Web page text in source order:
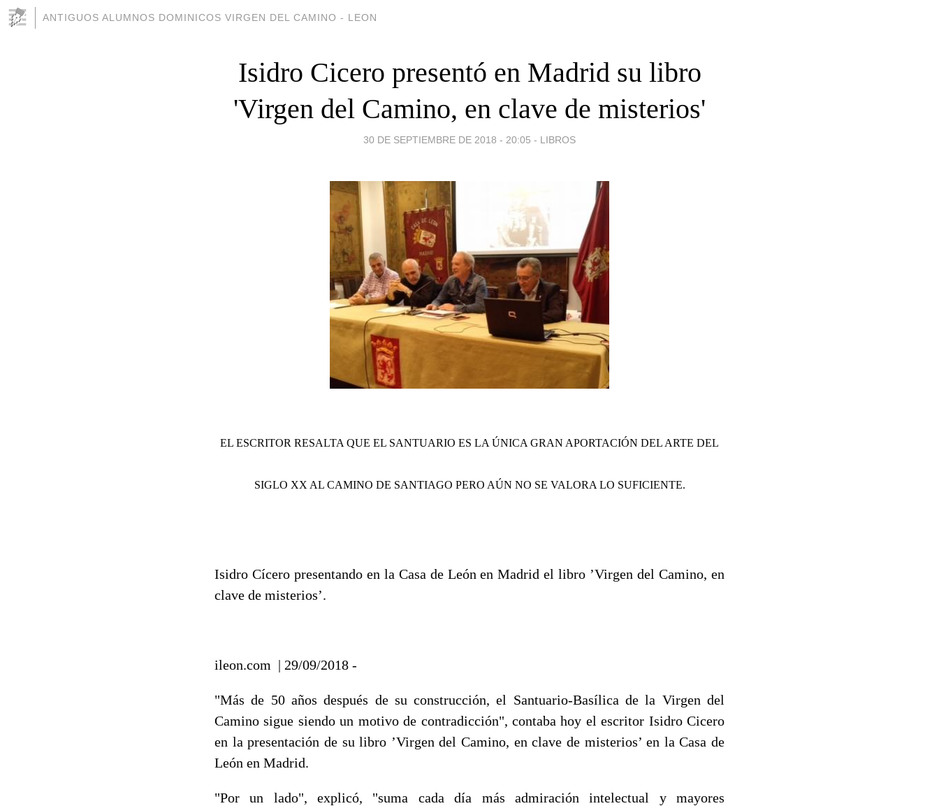
ANTIGUOS ALUMNOS DOMINICOS VIRGEN DEL CAMINO - LEON
Isidro Cicero presentó en Madrid su libro
'Virgen del Camino, en clave de misterios'
30 DE SEPTIEMBRE DE 2018 - 20:05 - LIBROS
EL ESCRITOR RESALTA QUE EL SANTUARIO ES LA ÚNICA GRAN APORTACIÓN DEL ARTE DEL
SIGLO XX AL CAMINO DE SANTIAGO PERO AÚN NO SE VALORA LO SUFICIENTE.
Isidro Cícero presentando en la Casa de León en Madrid el libro ’Virgen del Camino, en
clave de misterios’.
ileon.com | 29/09/2018 -
"Más de 50 años después de su construcción, el Santuario-Basílica de la Virgen del
Camino sigue siendo un motivo de contradicción", contaba hoy el escritor Isidro Cicero
en la presentación de su libro ’Virgen del Camino, en clave de misterios’ en la Casa de
León en Madrid.
"Por un lado", explicó, "suma cada día más admiración intelectual y mayores